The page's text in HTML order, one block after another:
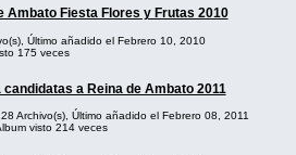
Ambato Fiesta Flores y Frutas 2010
Último añadido el Febrero 10, 2010
175 veces
a Reina de Ambato 2011
Archivo(s), Último añadido el Febrero 08, 2011
visto 214 veces